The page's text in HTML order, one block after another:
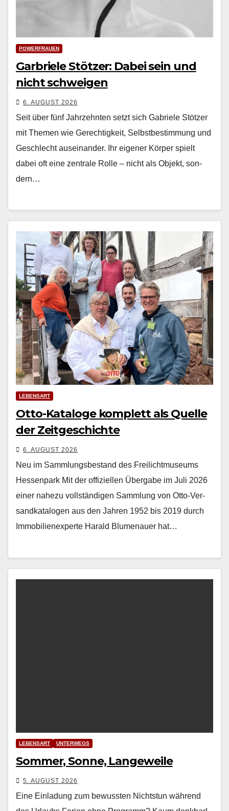
POWERFRAUEN
Garbriele Stötzer: Dabei sein und
nicht schweigen
6. AUGUST 2026
Seit über fünf Jahrzehn­ten set­zt sich Gabriele Stötzer
mit The­men wie Gerechtigkeit, Selb­st­bes­tim­mung und
Geschlecht auseinan­der. Ihr eigen­er Kör­p­er spielt
dabei oft eine zen­trale Rolle – nicht als Objekt, son­
dern…
LEBENSART
Otto-Kataloge komplett als Quelle
der Zeitgeschichte
6. AUGUST 2026
Neu im Sammlungsbestand des Freilichtmuseums
Hessenpark Mit der offiziellen Über­gabe im Juli 2026
ein­er nahezu voll­ständi­gen Samm­lung von Otto-Ver­
sand­kat­a­lo­gen aus den Jahren 1952 bis 2019 durch
Immo­bilienex­perte Har­ald Blu­me­nauer hat…
LEBENSART UNTERWEGS
Sommer, Sonne, Langeweile
5. AUGUST 2026
Eine Einladung zum bewussten Nichtstun während